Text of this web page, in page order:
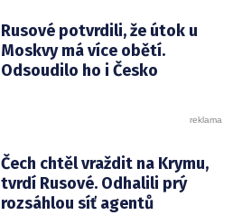
Rusové potvrdili, že útok u
Moskvy má více obětí.
Odsoudilo ho i Česko
Čech chtěl vraždit na Krymu,
tvrdí Rusové. Odhalili prý
rozsáhlou síť agentů